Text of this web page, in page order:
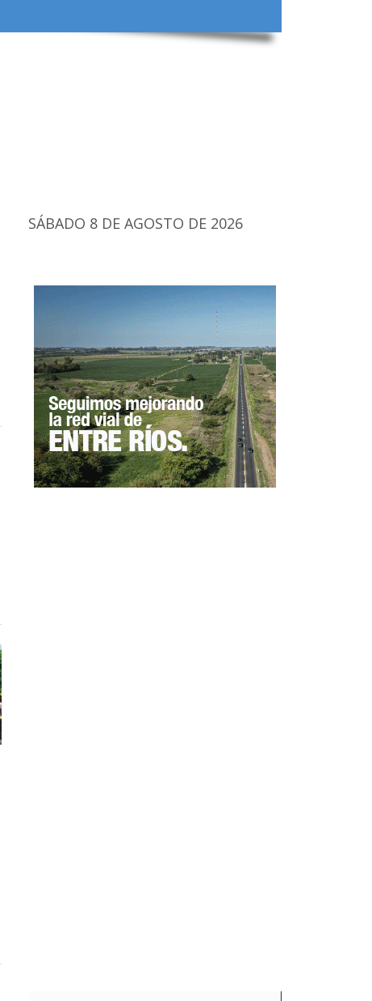
SÁBADO 8 DE AGOSTO DE 2026